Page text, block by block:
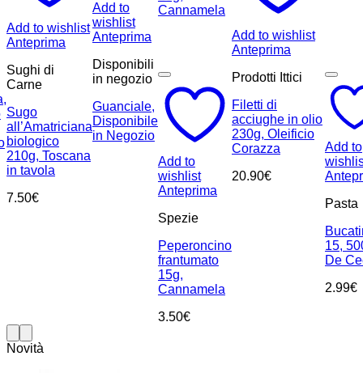
Add to wishlist
Anteprima
Sughi di
Carne
Sugo
all’Amatriciana
biologico
210g, Toscana
in tavola
7.50€
Add to
wishlist
Anteprima
Disponibili
in negozio
Guanciale,
Disponibile
in Negozio
Add to
wishlist
Anteprima
Spezie
Peperoncino
frantumato
15g,
Cannamela
3.50€
Add to wishlist
Anteprima
Prodotti Ittici
Filetti di
acciughe in olio
230g, Oleificio
Corazza
20.90€
Add to
Pasta
15,
De
2.99€
Novità